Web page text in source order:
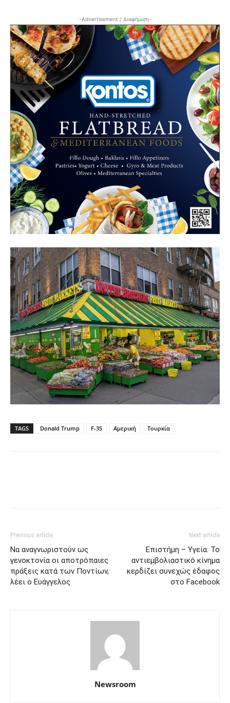
-Advertisement / Διαφήμιση-
TAGS Donald Trump F-35 Αμερική Τουρκία
Previous article
Να αναγνωριστούν ως
γενοκτονία οι αποτρόπαιες
πράξεις κατά των Ποντίων,
λέει ο Ευάγγελος
Next article
Επιστήμη – Υγεία: Το
αντιεμβολιαστικό κίνημα
κερδίζει συνεχώς έδαφος
στο Facebook
Newsroom